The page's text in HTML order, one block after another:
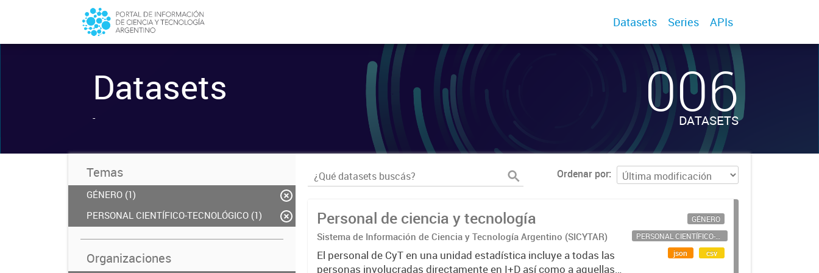
Datasets Series APIs
Datasets
- 006
DATASETS
Temas
GÉNERO (1)
PERSONAL CIENTÍFICO-TECNOLÓGICO (1)
Organizaciones
Ordenar por
Personal de ciencia y tecnología
Sistema de Información de Ciencia y Tecnología Argentino (SICYTAR)
El personal de CyT en una unidad estadística incluye a todas las
personas involucradas directamente en I+D así como a aquellas
GÉNERO
PERSONAL CIENTÍFICO-TECNOLÓGICO
json
csv